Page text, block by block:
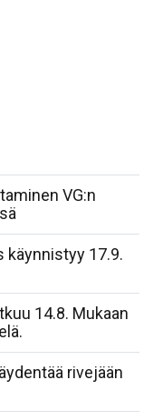
VG:n
käynnistyy 17.9.
14.8. Mukaan
rivejään